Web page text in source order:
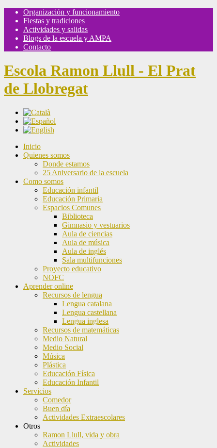
Organización y funcionamiento
Fiestas y tradiciones
Actividades y salidas
Blogs de la escuela y AMPA
Contacto
Escola Ramon Llull - El Prat
de Llobregat
Inicio
Quienes somos
Donde estamos
25 Aniversario de la escuela
Como somos
Educación infantil
Educación Primaria
Espacios Comunes
Biblioteca
Gimnasio y vestuarios
Aula de ciencias
Aula de música
Aula de inglés
Sala multifunciones
Proyecto educativo
NOFC
Aprender online
Recursos de lengua
Lengua catalana
Lengua castellana
Lengua inglesa
Recursos de matemáticas
Medio Natural
Medio Social
Música
Plástica
Educación Física
Educación Infantil
Servicios
Comedor
Buen día
Actividades Extraescolares
Otros
Ramon Llull, vida y obra
Actividades